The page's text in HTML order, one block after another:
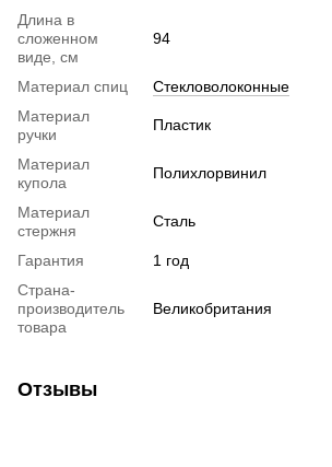
Длина в
сложенном
виде, см
94
Материал спиц
Стекловолоконные
Материал
ручки
Пластик
Материал
купола
Полихлорвинил
Материал
стержня
Сталь
Гарантия
1 год
Страна-
производитель
товара
Великобритания
Отзывы